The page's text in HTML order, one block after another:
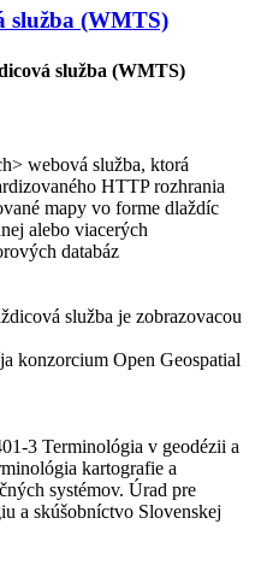
služba (WMTS)
služba (WMTS)
webová služba, ktorá
HTTP rozhrania
mapy vo forme dlaždíc
alebo viacerých
databáz
služba je zobrazovacou
konzorcium Open Geospatial
3 Terminológia v geodézii a
kartografie a
systémov. Úrad pre
a skúšobníctvo Slovenskej